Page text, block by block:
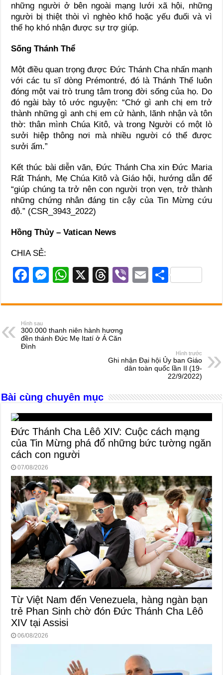
những người ở bên ngoài mạng lưới xã hội, những
người bị thiệt thòi vì nghèo khổ hoặc yếu đuối và vì
thế họ khó nhận được sự trợ giúp.
Sống Thánh Thể
Một điều quan trọng được Đức Thánh Cha nhấn mạnh
với các tu sĩ dòng Prémontré, đó là Thánh Thể luôn
đóng một vai trò trung tâm trong đời sống của họ. Do
đó ngài bày tỏ ước nguyện: “Chớ gì anh chị em trở
thành những gì anh chị em cử hành, lãnh nhận và tôn
thờ: thân mình Chúa Kitô, và trong Người có một lò
sưởi hiệp thông nơi mà nhiều người có thể được
sưởi ấm.”
Kết thúc bài diễn văn, Đức Thánh Cha xin Đức Maria
Rất Thánh, Mẹ Chúa Kitô và Giáo hội, hướng dẫn để
“giúp chúng ta trở nên con người trọn vẹn, trở thành
những chứng nhân đáng tin cậy của Tin Mừng cứu
độ.” (CSR_3943_2022)
Hồng Thủy – Vatican News
CHIA SẺ:
F
c
e
b
o
M
ss
n
W
at
A
X
T
e
d
s
Vi
er
E
ail
S
ar
Hình sau
300.000 thanh niên hành hương
đền thánh Đức Mẹ Itatí ở Á Căn
Đình
Hình trước
Ghi nhận Đại hội Ủy ban Giáo
dân toàn quốc lần II (19-
22/9/2022)
Bài cùng chuyên mục
Đức Thánh Cha Lêô XIV: Cuộc cách mạng
của Tin Mừng phá đổ những bức tường ngăn
cách con người
07/08/2026
Từ Việt Nam đến Venezuela, hàng ngàn bạn
trẻ Phan Sinh chờ đón Đức Thánh Cha Lêô
XIV tại Assisi
06/08/2026